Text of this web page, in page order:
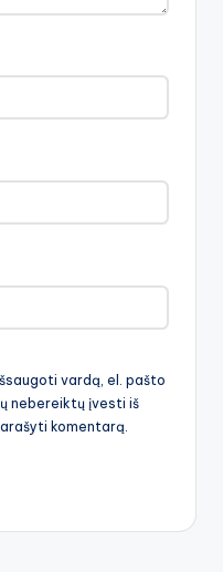
vardą, el. pašto
nebereiktų įvesti iš
komentarą.